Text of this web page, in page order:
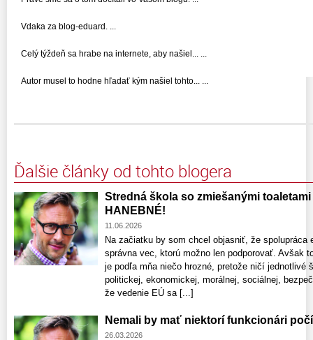
Vdaka za blog-eduard. ...
Celý týždeň sa hrabe na internete, aby našiel... ...
Autor musel to hodne hľadať kým našiel tohto... ...
Ďalšie články od tohto blogera
Stredná škola so zmiešanými
HANEBNÉ!
11.06.2026
Na začiatku by som chcel objasniť, že spolupráca
správna vec, ktorú možno len podporovať. Avšak
je podľa mňa niečo hrozné, pretože ničí
politickej, ekonomickej, morálnej, sociálnej,
že vedenie EÚ sa [...]
Nemali by mať niektorí funkcionári
26.03.2026